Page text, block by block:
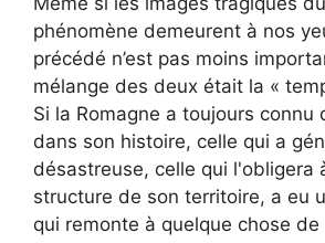
phénomène demeurent à nos
précédé n’est pas moins
mélange des deux était la «
Si la Romagne a toujours connu
dans son histoire, celle qui a
désastreuse, celle qui l'obligera
structure de son territoire, a eu
qui remonte à quelque chose de